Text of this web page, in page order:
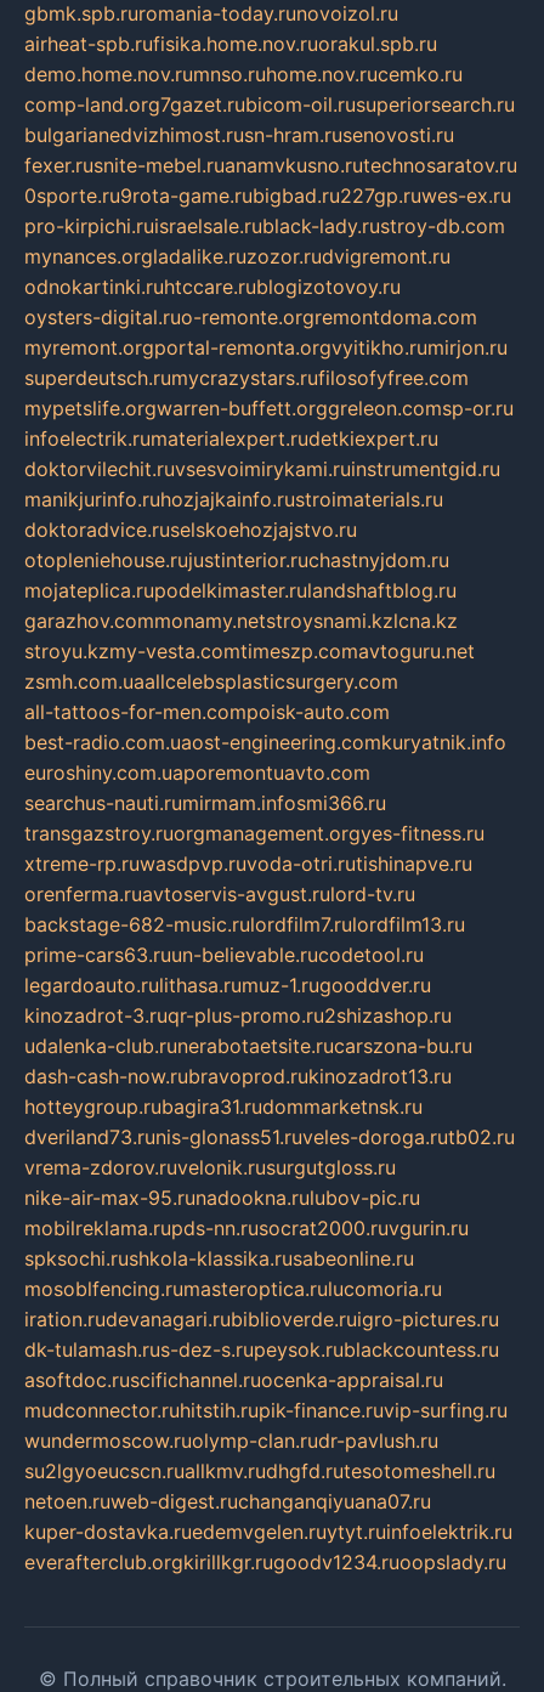
gbmk.spb.ruromania-today.runovoizol.ru
airheat-spb.rufisika.home.nov.ruorakul.spb.ru
demo.home.nov.rumnso.ruhome.nov.rucemko.ru
comp-land.org7gazet.rubicom-oil.rusuperiorsearch.ru
bulgarianedvizhimost.rusn-hram.rusenovosti.ru
fexer.rusnite-mebel.ruanamvkusno.rutechnosaratov.ru
0sporte.ru9rota-game.rubigbad.ru227gp.ruwes-ex.ru
pro-kirpichi.ruisraelsale.rublack-lady.rustroy-db.com
mynances.orgladalike.ruzozor.rudvigremont.ru
odnokartinki.ruhtccare.rublogizotovoy.ru
oysters-digital.ruo-remonte.orgremontdoma.com
myremont.orgportal-remonta.orgvyitikho.rumirjon.ru
superdeutsch.rumycrazystars.rufilosofyfree.com
mypetslife.orgwarren-buffett.orggreleon.comsp-or.ru
infoelectrik.rumaterialexpert.rudetkiexpert.ru
doktorvilechit.ruvsesvoimirykami.ruinstrumentgid.ru
manikjurinfo.ruhozjajkainfo.rustroimaterials.ru
doktoradvice.ruselskoehozjajstvo.ru
otopleniehouse.rujustinterior.ruchastnyjdom.ru
mojateplica.rupodelkimaster.rulandshaftblog.ru
garazhov.commonamy.netstroysnami.kzlcna.kz
stroyu.kzmy-vesta.comtimeszp.comavtoguru.net
zsmh.com.uaallcelebsplasticsurgery.com
all-tattoos-for-men.compoisk-auto.com
best-radio.com.uaost-engineering.comkuryatnik.info
euroshiny.com.uaporemontuavto.com
searchus-nauti.rumirmam.infosmi366.ru
transgazstroy.ruorgmanagement.orgyes-fitness.ru
xtreme-rp.ruwasdpvp.ruvoda-otri.rutishinapve.ru
orenferma.ruavtoservis-avgust.rulord-tv.ru
backstage-682-music.rulordfilm7.rulordfilm13.ru
prime-cars63.ruun-believable.rucodetool.ru
legardoauto.rulithasa.rumuz-1.rugooddver.ru
kinozadrot-3.ruqr-plus-promo.ru2shizashop.ru
udalenka-club.runerabotaetsite.rucarszona-bu.ru
dash-cash-now.rubravoprod.rukinozadrot13.ru
hotteygroup.rubagira31.rudommarketnsk.ru
dveriland73.runis-glonass51.ruveles-doroga.rutb02.ru
vrema-zdorov.ruvelonik.rusurgutgloss.ru
nike-air-max-95.runadookna.rulubov-pic.ru
mobilreklama.rupds-nn.rusocrat2000.ruvgurin.ru
spksochi.rushkola-klassika.rusabeonline.ru
mosoblfencing.rumasteroptica.rulucomoria.ru
iration.rudevanagari.rubiblioverde.ruigro-pictures.ru
dk-tulamash.rus-dez-s.rupeysok.rublackcountess.ru
asoftdoc.ruscifichannel.ruocenka-appraisal.ru
mudconnector.ruhitstih.rupik-finance.ruvip-surfing.ru
wundermoscow.ruolymp-clan.rudr-pavlush.ru
su2lgyoeucscn.ruallkmv.rudhgfd.rutesotomeshell.ru
netoen.ruweb-digest.ruchanganqiyuana07.ru
kuper-dostavka.ruedemvgelen.ruytyt.ruinfoelektrik.ru
everafterclub.orgkirillkgr.rugoodv1234.ruoopslady.ru
© Полный справочник строительных компаний.